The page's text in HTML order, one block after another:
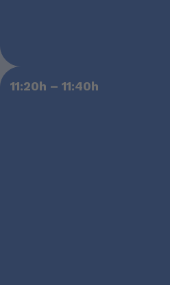
11:20h – 11:40h